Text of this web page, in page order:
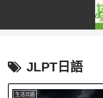
JLPT日語
生活日語